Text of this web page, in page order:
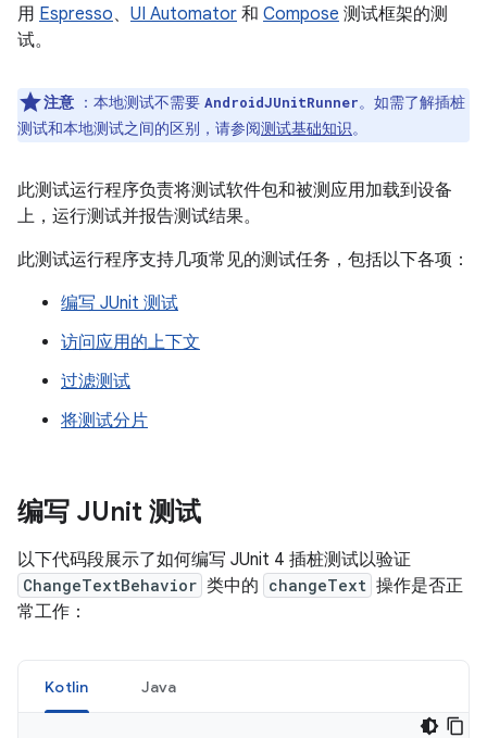
用 Espresso、 UI Automator 和 Compose 测试框架的测
试。
注意 ：本地测试不需要 AndroidJUnitRunner。如需了解插桩
测试和本地测试之间的区别，请参阅测试基础知识。
此测试运行程序负责将测试软件包和被测应用加载到设备
上，运行测试并报告测试结果。
此测试运行程序支持几项常见的测试任务，包括以下各项：
编写 JUnit 测试
访问应用的上下文
过滤测试
将测试分片
编写 JUnit 测试
以下代码段展示了如何编写 JUnit 4 插桩测试以验证
ChangeTextBehavior 类中的 changeText 操作是否正
常工作：
Kotlin Java